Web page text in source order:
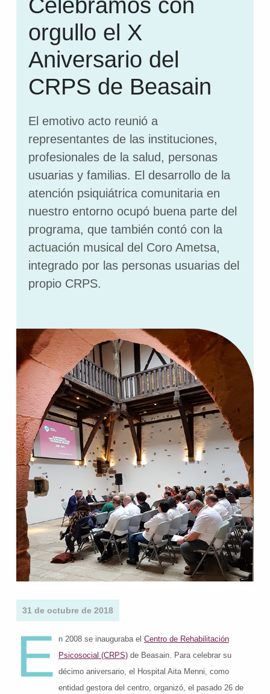
Celebramos con
orgullo el X
Aniversario del
CRPS de Beasain
El emotivo acto reunió a
representantes de las instituciones,
profesionales de la salud, personas
usuarias y familias. El desarrollo de la
atención psiquiátrica comunitaria en
nuestro entorno ocupó buena parte del
programa, que también contó con la
actuación musical del Coro Ametsa,
integrado por las personas usuarias del
propio CRPS.
31 de octubre de 2018
E n 2008 se inauguraba el Centro de Rehabilitación
Psicosocial (CRPS)de Beasain. Para celebrar su
décimo aniversario, el Hospital Aita Menni, como
entidad gestora del centro, organizó, el pasado 26 de